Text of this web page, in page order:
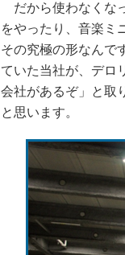
だから使わなくな
をやったり、音楽ミ
その究極の形なんで
ていた当社が、デロ
会社があるぞ」と取
と思います。